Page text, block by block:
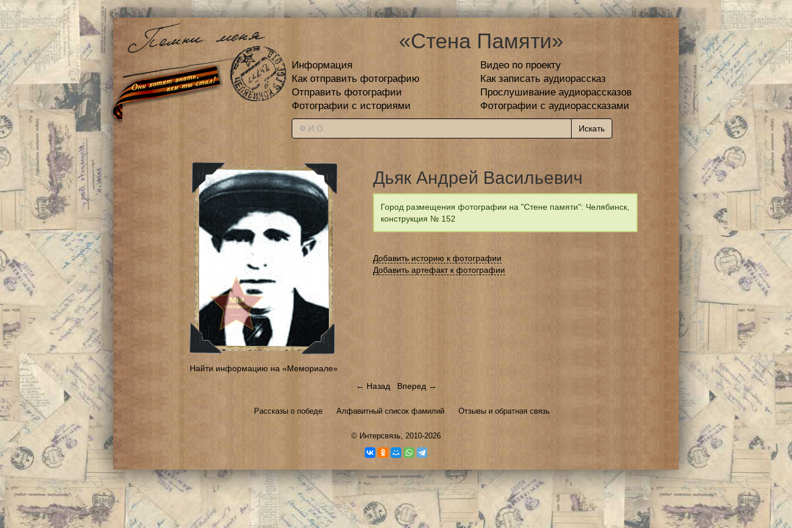
«Стена Памяти»
Информация
Видео по проекту
Как отправить фотографию
Как записать аудиорассказ
Отправить фотографии
Прослушивание аудиорассказов
Фотографии с историями
Фотографии с аудиорассказами
Найти информацию на «Мемориале»
Дьяк Андрей Васильевич
Город размещения фотографии на "Стене памяти": Челябинск,
конструкция № 152
Добавить историю к фотографии
Добавить артефакт к фотографии
← Назад Вперед →
Рассказы о победе Алфавитный список фамилий Отзывы и обратная связь
© Интерсвязь, 2010-2026